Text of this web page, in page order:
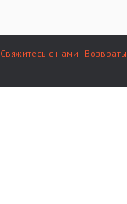
Свяжитесь с нами Возвраты